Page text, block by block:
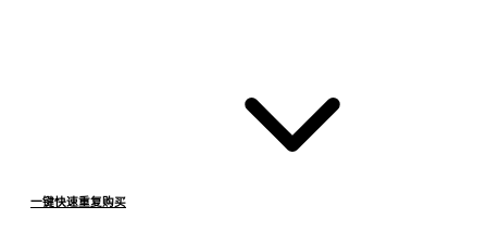
一键快速重复购买